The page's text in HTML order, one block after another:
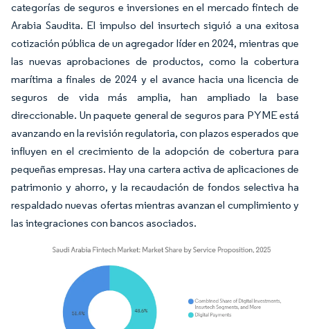
categorías de seguros e inversiones en el mercado fintech de
Arabia Saudita. El impulso del insurtech siguió a una exitosa
cotización pública de un agregador líder en 2024, mientras que
las nuevas aprobaciones de productos, como la cobertura
marítima a finales de 2024 y el avance hacia una licencia de
seguros de vida más amplia, han ampliado la base
direccionable. Un paquete general de seguros para PYME está
avanzando en la revisión regulatoria, con plazos esperados que
influyen en el crecimiento de la adopción de cobertura para
pequeñas empresas. Hay una cartera activa de aplicaciones de
patrimonio y ahorro, y la recaudación de fondos selectiva ha
respaldado nuevas ofertas mientras avanzan el cumplimiento y
las integraciones con bancos asociados.